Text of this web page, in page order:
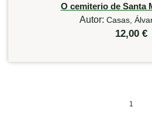
O cemiterio de Santa
Autor: Casas,
12,00 €
1